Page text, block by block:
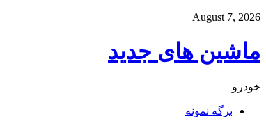
August 7, 2026
ماشین های جدید
خودرو
برگه نمونه